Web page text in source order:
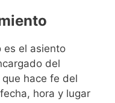
es el asiento
del
hace fe del
hora y lugar